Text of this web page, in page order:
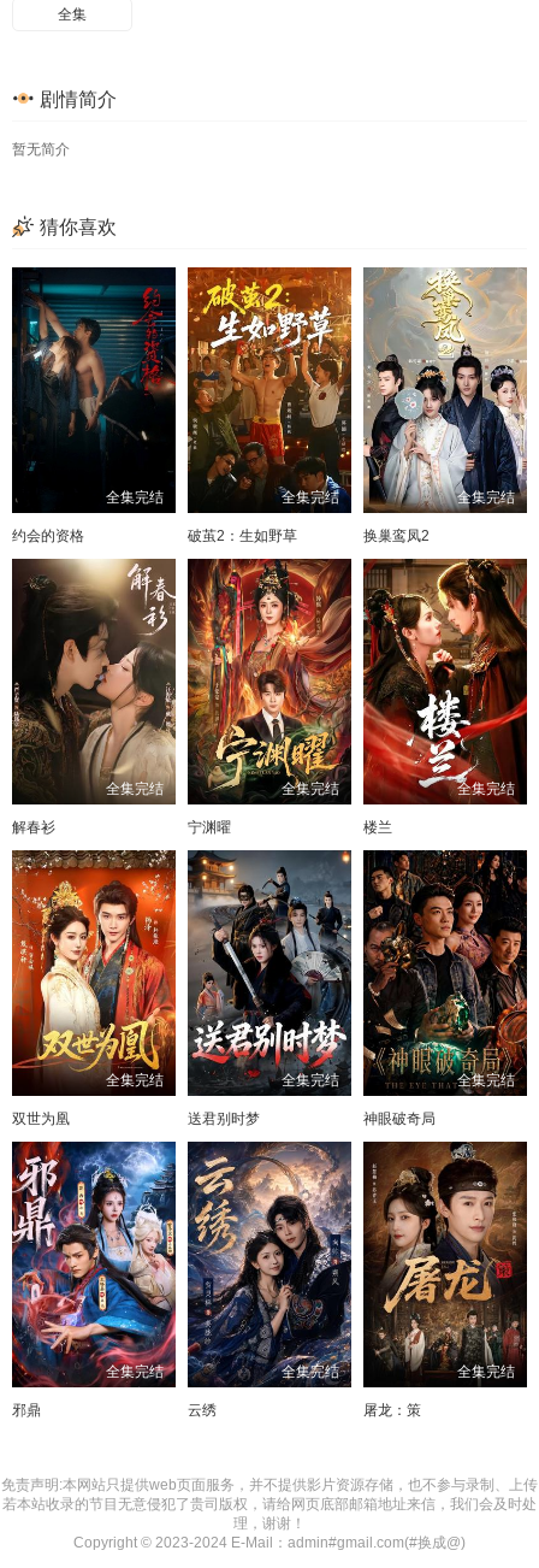
53
61
65
73
77 78 79 80
81
全集
剧情简介
暂无简介
猜你喜欢
全集完结
约会的资格
全集完结
破茧2：生如野草
全集完结
换巢鸾凤2
全集完结
解春衫
全集完结
宁渊曜
全集完结
楼兰
全集完结
双世为凰
全集完结
送君别时梦
全集完结
神眼破奇局
全集完结
邪鼎
全集完结
云绣
全集完结
屠龙：策
免责声明:本网站只提供web页面服务，并不提供影片资源存储，也不参与录制、上传
若本站收录的节目无意侵犯了贵司版权，请给网页底部邮箱地址来信，我们会及时处
理，谢谢！
Copyright © 2023-2024 E-Mail：admin#gmail.com(#换成@)